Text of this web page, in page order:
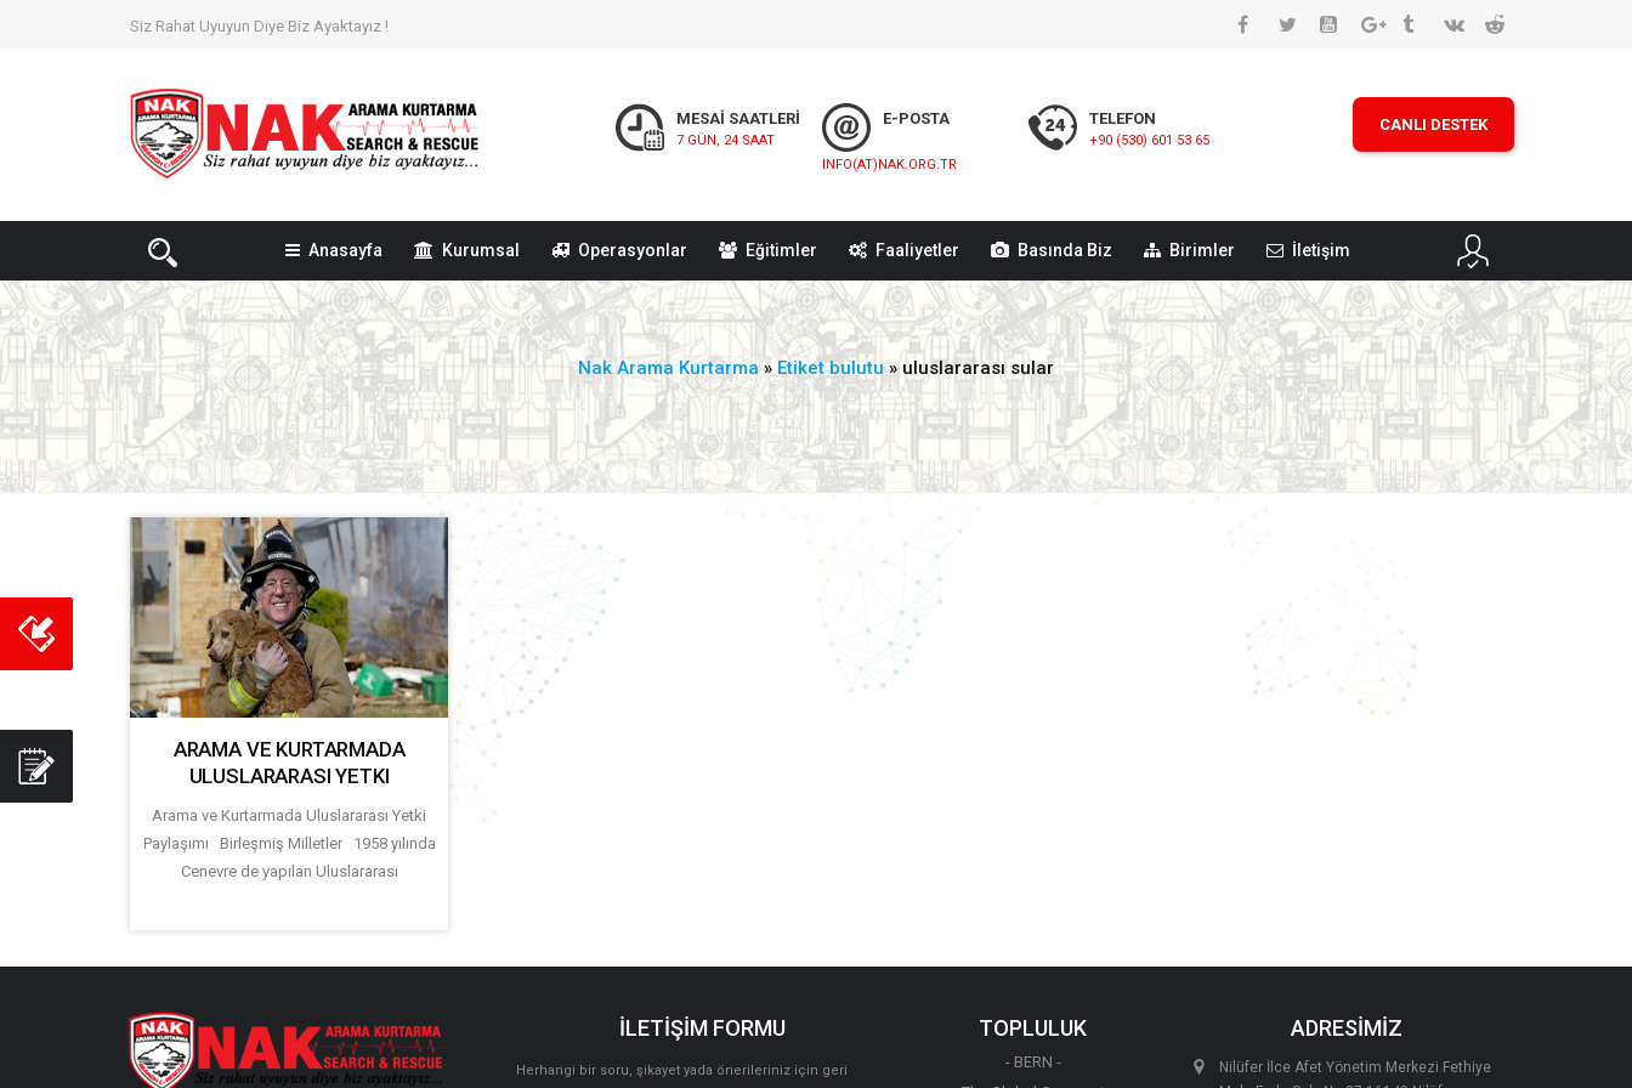
Siz Rahat Uyuyun Diye Biz Ayaktayız !
TELEFON
+90 (530) 601 53 65
E-POSTA
INFO(AT)NAK.ORG.TR
MESAİ SAATLERİ
7 GÜN, 24 SAAT
CANLI DESTEK
Anasayfa Kurumsal Operasyonlar Eğitimler Faaliyetler Basında Biz Birimler İletişim
Nak Arama Kurtarma» Etiket bulutu» uluslararası sular
ARAMA VE KURTARMADA
ULUSLARARASI YETKI
Arama ve Kurtarmada Uluslararası Yetki
Paylaşımı Birleşmiş Milletler 1958 yılında
Cenevre de yapılan Uluslararası
İLETİŞİM FORMU
Herhangi bir soru, şikayet yada önerileriniz için geri
TOPLULUK
- BERN -
ADRESİMİZ
Nilüfer İlce Afet Yönetim Merkezi Fethiye